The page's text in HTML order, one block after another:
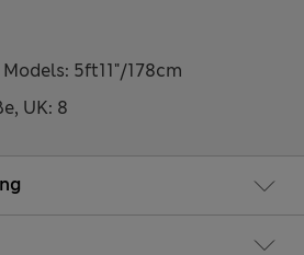
5ft11"/178cm
UK: 8